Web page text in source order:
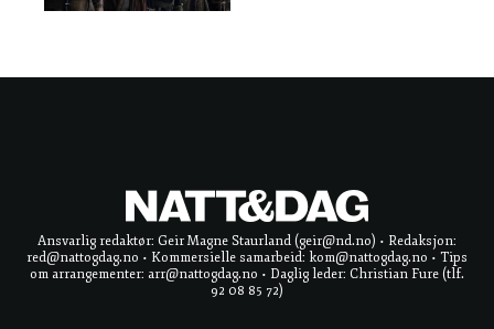
Ansvarlig redaktør: Geir Magne Staurland (geir@nd.no) • Redaksjon:
red@nattogdag.no • Kommersielle samarbeid: kom@nattogdag.no • Tips
om arrangementer: arr@nattogdag.no • Daglig leder: Christian Fure (tlf.
92 08 85 72)